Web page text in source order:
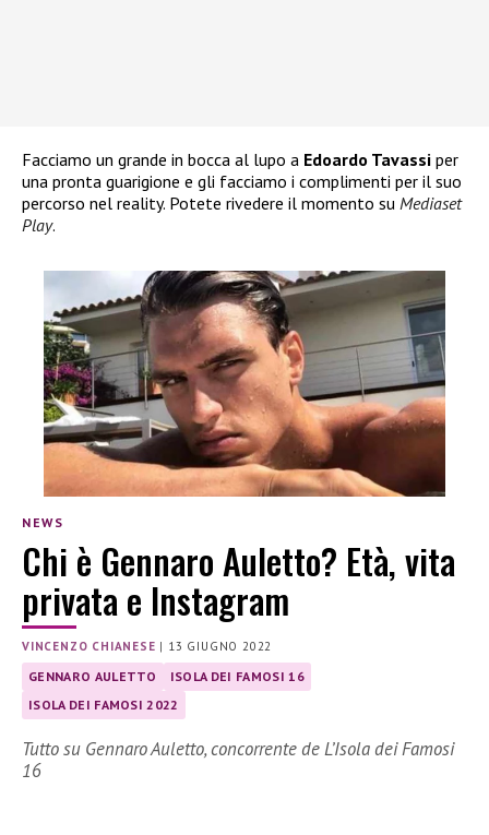
Facciamo un grande in bocca al lupo a Edoardo Tavassi per
una pronta guarigione e gli facciamo i complimenti per il suo
percorso nel reality. Potete rivedere il momento su Mediaset
Play.
NEWS
Chi è Gennaro Auletto? Età, vita
privata e Instagram
VINCENZO CHIANESE | 13 GIUGNO 2022
GENNARO AULETTO
ISOLA DEI FAMOSI 16
ISOLA DEI FAMOSI 2022
Tutto su Gennaro Auletto, concorrente de L’Isola dei Famosi
16